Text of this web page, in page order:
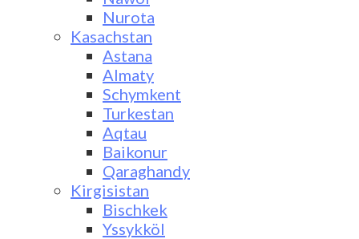
Nurota
Kasachstan
Astana
Almaty
Schymkent
Turkestan
Aqtau
Baikonur
Qaraghandy
Kirgisistan
Bischkek
Yssykköl